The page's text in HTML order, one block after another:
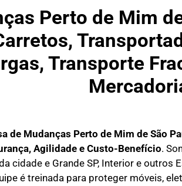
Perto de Mim
Transporte
de Mudanças Perto de Mim de São
Agilidade e Custo-Benefício.
cidade e Grande SP, Interior e outros
é treinada para proteger móveis,